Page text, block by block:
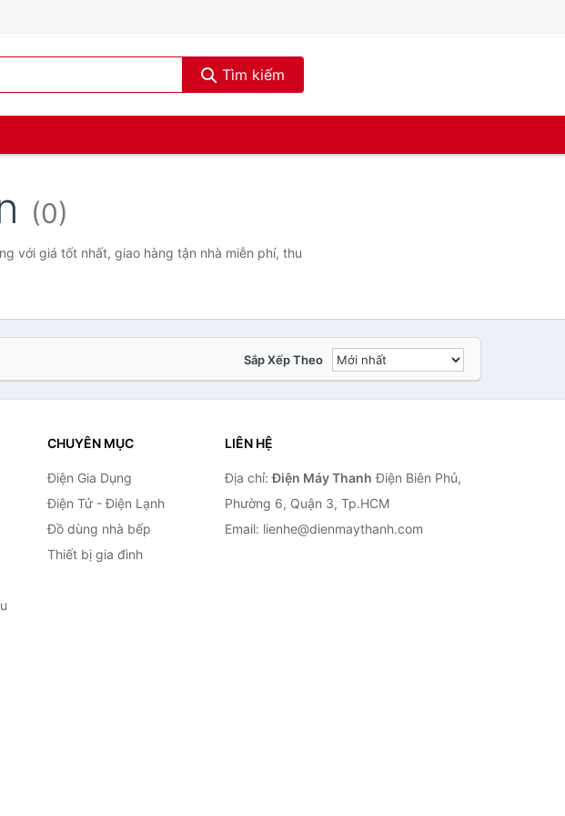
Tìm kiếm
(0)
với giá tốt nhất, giao hàng tận nhà miễn phí, thu
Sắp Xếp Theo
CHUYÊN MỤC
Điện Gia Dụng
Điện Tử - Điện Lạnh
Đồ dùng nhà bếp
Thiết bị gia đình
LIÊN HỆ
Địa chỉ:Điện Máy Thanh Điện Biên Phủ,
Phường 6, Quận 3, Tp.HCM
Email: lienhe@dienmaythanh.com